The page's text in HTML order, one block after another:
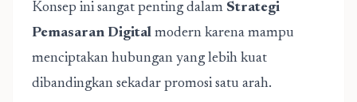
Konsep ini sangat penting dalam Strategi
Pemasaran Digital modern karena mampu
menciptakan hubungan yang lebih kuat
dibandingkan sekadar promosi satu arah.